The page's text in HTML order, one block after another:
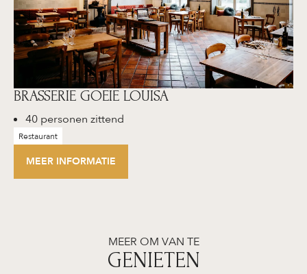
BRASSERIE GOEIE LOUISA
40 personen zittend
Restaurant
MEER INFORMATIE
MEER OM VAN TE
GENIETEN